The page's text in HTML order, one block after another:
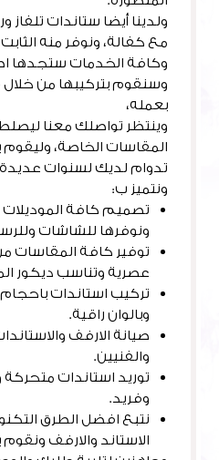
ولدينا أيضا ستاندات
مع كفالة، ونوفر منه
وكافة الخدمات ستجدها
وسنقوم بتركيبها من
بعمله،
وينتظر تواصلك معنا
المقاسات الخاصة،
تدوام لديك لسنوات عديدة
ونتميز ب:
تصميم كافة الموديلات
ونوفرها للشاشات
توفير كافة المقاسات
عصرية وتناسب ديكور
تركيب استاندات
وبالوان راقية.
صيانة الارفف
والفنيين.
توريد استاندات
وفريد.
نتبع افضل الطرق
الاستاند والارفف ونقوم